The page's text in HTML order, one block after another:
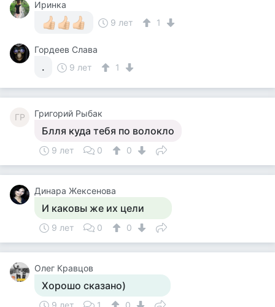
Иринка
9 лет
1
Гордеев Слава
. 9 лет 1
ГР Григорий Рыбак
Блля куда тебя по волокло
9 лет 0 0
Динара Жексенова
И каковы же их цели
9 лет 0 0
Олег Кравцов
Хорошо сказано)
9 лет 1
0